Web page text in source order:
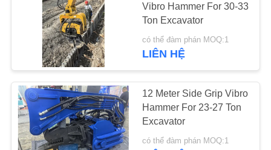
PRIVACY
POLICY
Thiết bị đóng cọc bê
tông
Vibro Hammer For 30-33
Ton Excavator
có thể đàm phán MOQ:1
LIÊN HỆ
12 Meter Side Grip Vibro
Hammer For 23-27 Ton
Excavator
có thể đàm phán MOQ:1